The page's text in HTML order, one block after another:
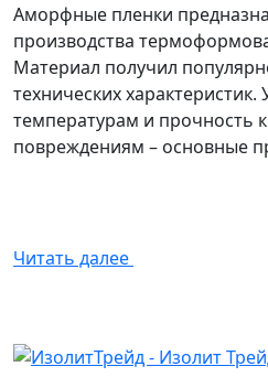
Аморфные пленки
производства
Материал получил
технических
температурам и прочность
повреждениям – основные
Читать далее